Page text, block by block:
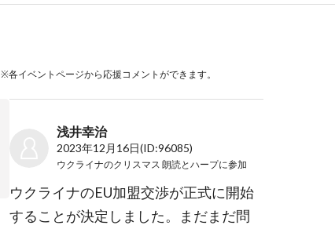
※各イベントページから応援コメントができます。
浅井幸治
2023年12月16日(ID:96085)
ウクライナのクリスマス 朗読とハープに参加
ウクライナのEU加盟交渉が正式に開始
することが決定しました。まだまだ問